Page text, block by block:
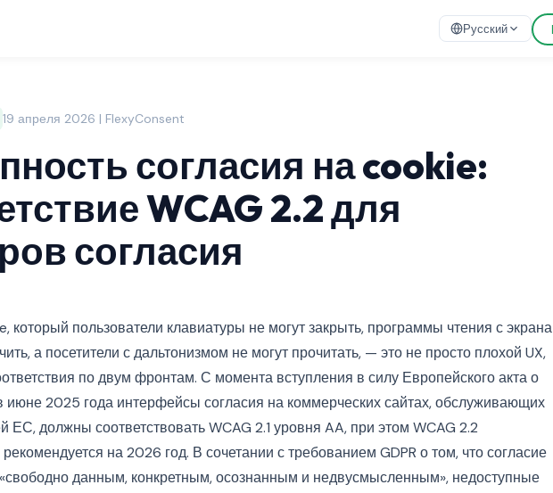
Русский
19 апреля 2026 | FlexyConsent
согласия на cookie:
WCAG 2.2 для
согласия
который пользователи клавиатуры не могут закрыть, программы чтения с экрана
а посетители с дальтонизмом не могут прочитать, — это не просто плохой UX,
по двум фронтам. С момента вступления в силу Европейского акта о
июне 2025 года интерфейсы согласия на коммерческих сайтах, обслуживающих
ЕС, должны соответствовать WCAG 2.1 уровня AA, при этом WCAG 2.2
рекомендуется на 2026 год. В сочетании с требованием GDPR о том, что согласие
данным, конкретным, осознанным и недвусмысленным», недоступные